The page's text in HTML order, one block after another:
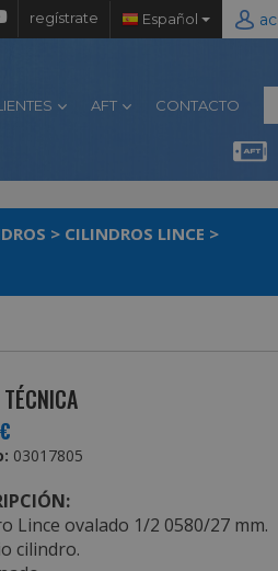
regístrate Español
AFT CONTACTO
> CILINDROS LINCE >
03017805
Lince ovalado 1/2 0580/27 mm.
cilindro.